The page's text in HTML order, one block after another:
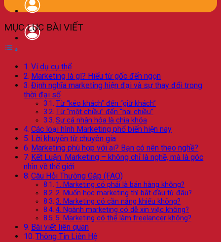
MỤC LỤC BÀI VIẾT
Ví dụ cụ thể
Marketing là gì? Hiểu từ gốc đến ngọn
Định nghĩa marketing hiện đại và sự thay đổi trong
thời đại số
Từ “kéo khách” đến “giữ khách”
Từ “một chiều” đến “hai chiều”
Sự cá nhân hóa là chìa khóa
Các loại hình Marketing phổ biến hiện nay
Lời khuyên từ chuyên gia
Marketing phù hợp với ai? Bạn có nên theo nghề?
Kết Luận: Marketing – không chỉ là nghề, mà là góc
nhìn về thế giới
Câu Hỏi Thường Gặp (FAQ)
1. Marketing có phải là bán hàng không?
2. Muốn học marketing thì bắt đầu từ đâu?
3. Marketing có cần năng khiếu không?
4. Ngành marketing có dễ xin việc không?
5. Marketing có thể làm freelancer không?
Bài viết liên quan
Thông Tin Liên Hệ